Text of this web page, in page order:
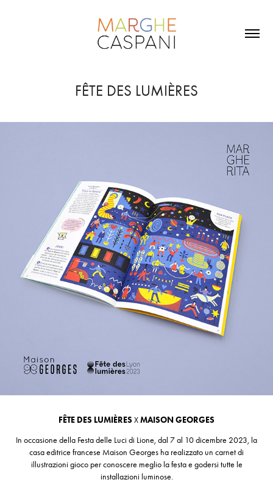
FÊTE DES LUMIÈRES
FÊTE DES LUMIÈRESXMAISON GEORGES
In occasione della Festa delle Luci di Lione, dal 7 al 10 dicembre 2023, la
casa editrice francese Maison Georges ha realizzato un carnet di
illustrazioni gioco per conoscere meglio la festa e godersi tutte le
installazioni luminose.